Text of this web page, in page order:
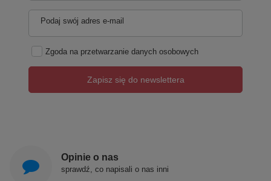
Podaj swój adres e-mail
Zgoda na przetwarzanie danych osobowych
Zapisz się do newslettera
Opinie o nas
sprawdź, co napisali o nas inni